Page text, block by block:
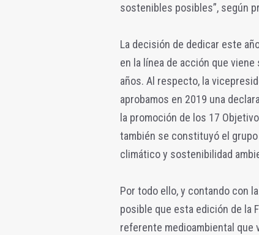
sostenibles posibles”, según
La decisión de dedicar este
en la línea de acción que
años. Al respecto, la
aprobamos en 2019 una
la promoción de los 17
también se constituyó el
climático y sostenibilidad
Por todo ello, y contando con
posible que esta edición de la
referente medioambiental que